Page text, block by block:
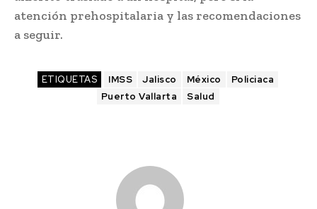
atención prehospitalaria y las recomendaciones
a seguir.
ETIQUETAS IMSS Jalisco México
Policiaca
Puerto Vallarta
Salud